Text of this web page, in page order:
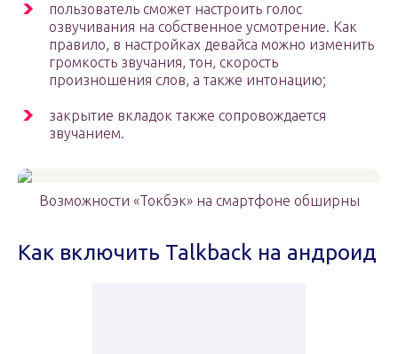
пользователь сможет настроить голос
озвучивания на собственное усмотрение. Как
правило, в настройках девайса можно изменить
громкость звучания, тон, скорость
произношения слов, а также интонацию;
закрытие вкладок также сопровождается
звучанием.
Возможности «Токбэк» на смартфоне обширны
Как включить Talkback на андроид